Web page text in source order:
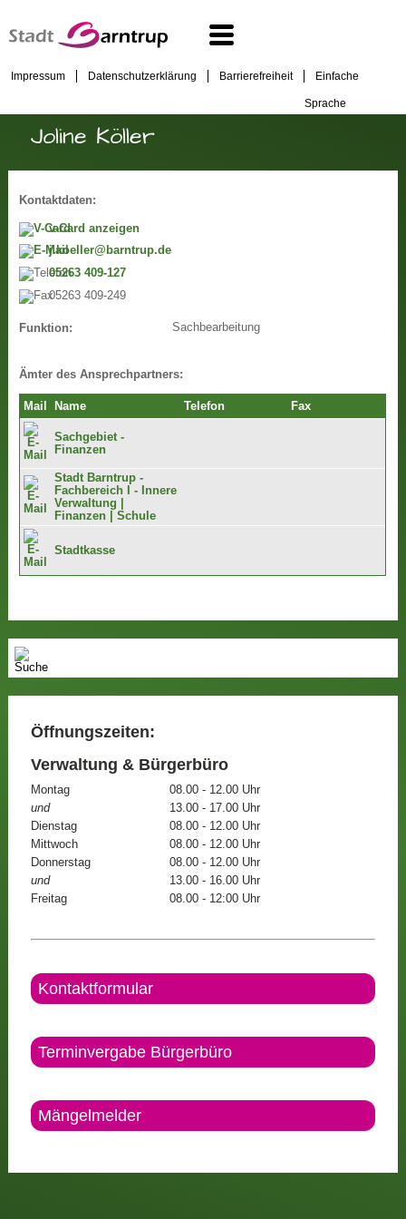
Impressum Datenschutzerklärung Barrierefreiheit Einfache
Sprache
Joline Köller
Kontaktdaten:
v-Card anzeigen
j.koeller@barntrup.de
05263 409-127
05263 409-249
Funktion: Sachbearbeitung
Ämter des Ansprechpartners:
Mail Name Telefon Fax
Sachgebiet -
Finanzen
Stadt Barntrup -
Fachbereich I - Innere
Verwaltung |
Finanzen | Schule
Stadtkasse
Öffnungszeiten:
Verwaltung & Bürgerbüro
Montag
08.00 - 12.00 Uhr
und
13.00 - 17.00 Uhr
Dienstag
08.00 - 12.00 Uhr
Mittwoch
08.00 - 12.00 Uhr
Donnerstag
08.00 - 12.00 Uhr
und
13.00 - 16.00 Uhr
Freitag
08.00 - 12:00 Uhr
Kontaktformular
Terminvergabe Bürgerbüro
Mängelmelder